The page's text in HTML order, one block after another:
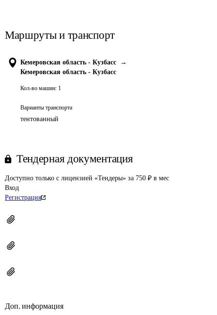
Маршруты и транспорт
Кемеровская область - Кузбасс
→
Кемеровская область - Кузбасс
Кол-во машин: 1
Варианты транспорта
тентованный
Тендерная документация
Доступно только с лицензией «Тендеры» за 750 ₽ в мес
Вход
Регистрация
Доп. информация